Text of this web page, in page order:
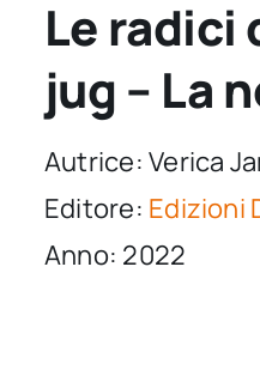
Le radici
jug – La
Autrice: Verica
Editore: Edizioni
Anno: 2022